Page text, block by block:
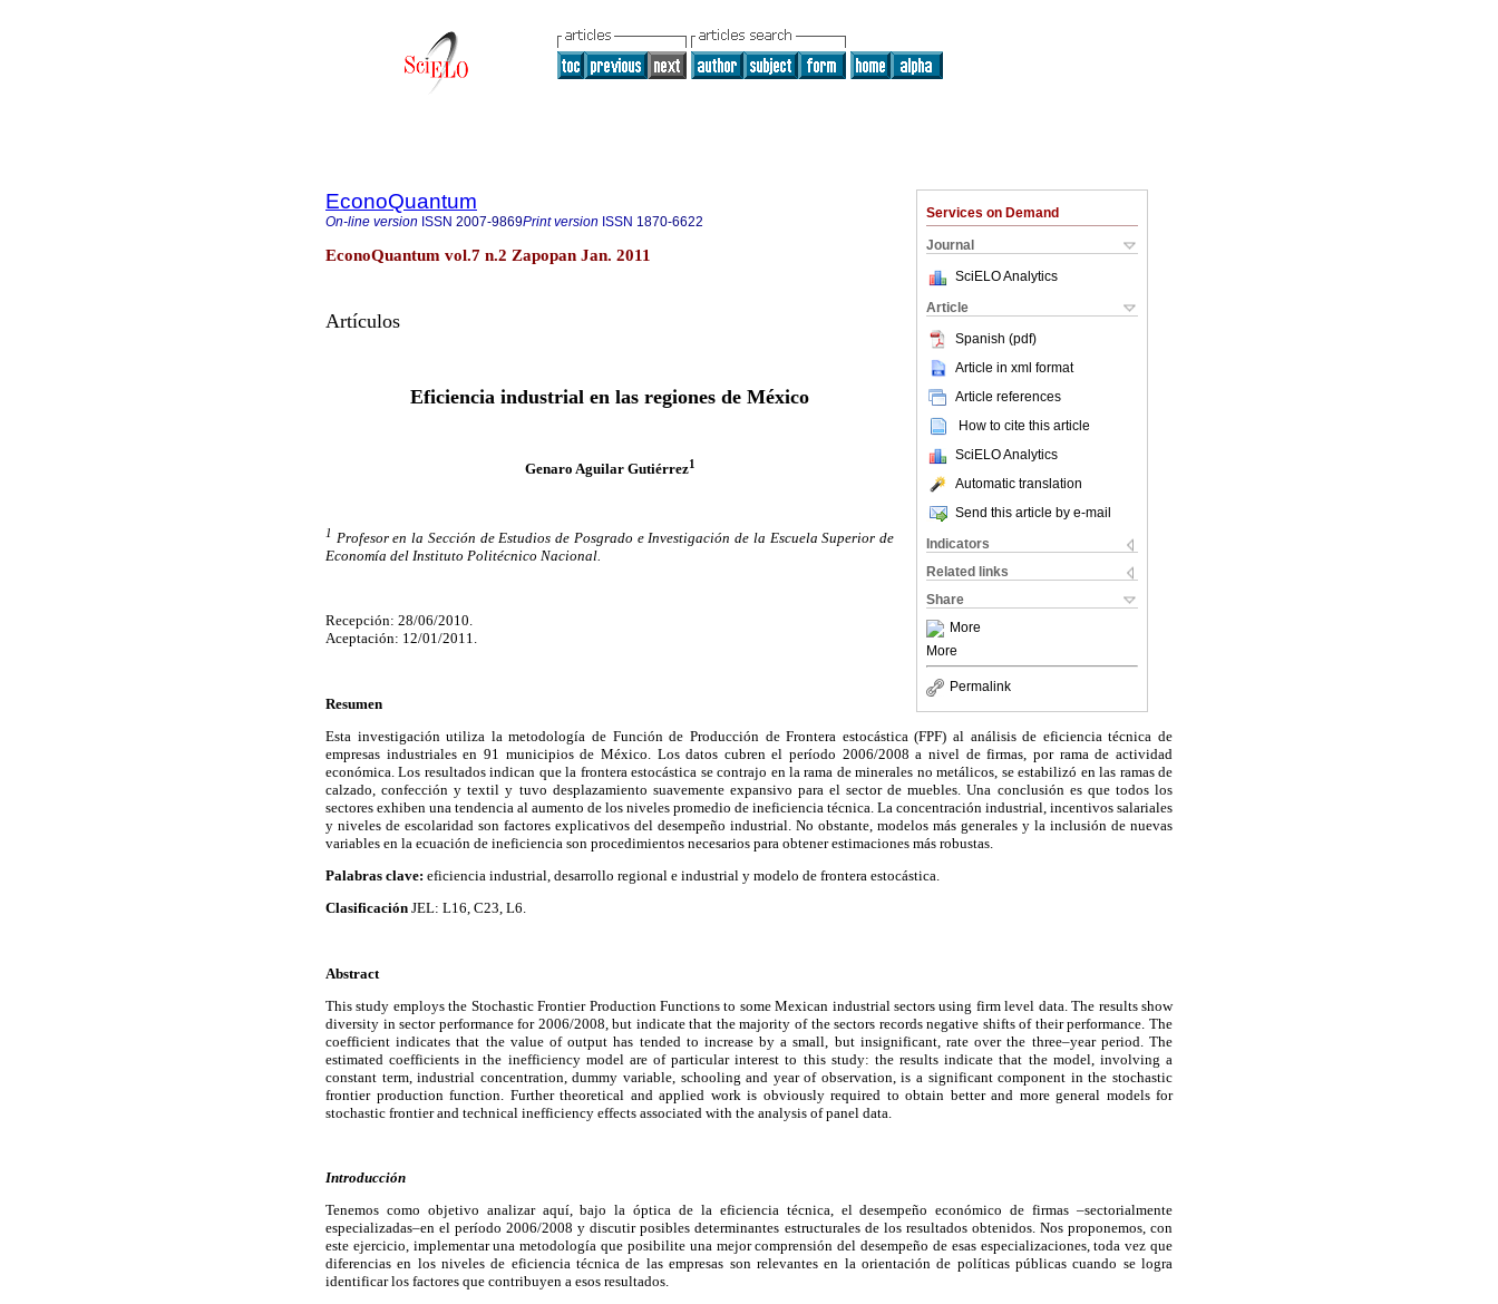
Services on Demand
Journal
SciELO Analytics
Article
Spanish (pdf)
Article in xml format
Article references
How to cite this article
SciELO Analytics
Automatic translation
Send this article by e-mail
Indicators
Related links
Share
More
More
Permalink
EconoQuantum
On-line version ISSN 2007-9869Print version ISSN 1870-6622
EconoQuantum vol.7 n.2 Zapopan Jan. 2011
Artículos
Eficiencia industrial en las regiones de México
Genaro Aguilar Gutiérrez1
1 Profesor en la Sección de Estudios de Posgrado e Investigación de la Escuela Superior de
Economía del Instituto Politécnico Nacional.
Recepción: 28/06/2010.
Aceptación: 12/01/2011.
Resumen
Esta investigación utiliza la metodología de Función de Producción de Frontera estocástica (FPF) al análisis de eficiencia técnica de
empresas industriales en 91 municipios de México. Los datos cubren el período 2006/2008 a nivel de firmas, por rama de actividad
económica. Los resultados indican que la frontera estocástica se contrajo en la rama de minerales no metálicos, se estabilizó en las ramas de
calzado, confección y textil y tuvo desplazamiento suavemente expansivo para el sector de muebles. Una conclusión es que todos los
sectores exhiben una tendencia al aumento de los niveles promedio de ineficiencia técnica. La concentración industrial, incentivos salariales
y niveles de escolaridad son factores explicativos del desempeño industrial. No obstante, modelos más generales y la inclusión de nuevas
variables en la ecuación de ineficiencia son procedimientos necesarios para obtener estimaciones más robustas.
Palabras clave: eficiencia industrial, desarrollo regional e industrial y modelo de frontera estocástica.
Clasificación JEL: L16, C23, L6.
Abstract
This study employs the Stochastic Frontier Production Functions to some Mexican industrial sectors using firm level data. The results show
diversity in sector performance for 2006/2008, but indicate that the majority of the sectors records negative shifts of their performance. The
coefficient indicates that the value of output has tended to increase by a small, but insignificant, rate over the three–year period. The
estimated coefficients in the inefficiency model are of particular interest to this study: the results indicate that the model, involving a
constant term, industrial concentration, dummy variable, schooling and year of observation, is a significant component in the stochastic
frontier production function. Further theoretical and applied work is obviously required to obtain better and more general models for
stochastic frontier and technical inefficiency effects associated with the analysis of panel data.
Introducción
Tenemos como objetivo analizar aquí, bajo la óptica de la eficiencia técnica, el desempeño económico de firmas –sectorialmente
especializadas–en el período 2006/2008 y discutir posibles determinantes estructurales de los resultados obtenidos. Nos proponemos, con
este ejercicio, implementar una metodología que posibilite una mejor comprensión del desempeño de esas especializaciones, toda vez que
diferencias en los niveles de eficiencia técnica de las empresas son relevantes en la orientación de políticas públicas cuando se logra
identificar los factores que contribuyen a esos resultados.